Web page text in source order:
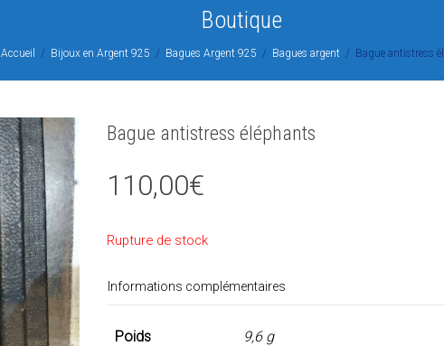
Boutique
Accueil Bijoux en Argent 925 Bagues Argent 925 Bagues argent Bague antistress
Bague antistress éléphants
110,00€
Rupture de stock
Informations complémentaires
Poids 9,6 g